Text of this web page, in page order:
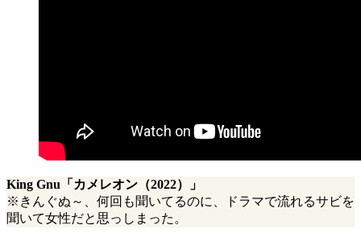
King Gnu「カメレオン（2022）」
※きんぐぬ～、何回も聞いてるのに、ドラマで流れるサビを
聞いて女性だと思っしまった。